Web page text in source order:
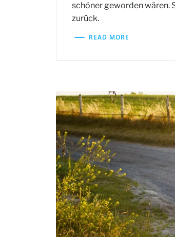
schöner geworden wären.
zurück.
READ MORE